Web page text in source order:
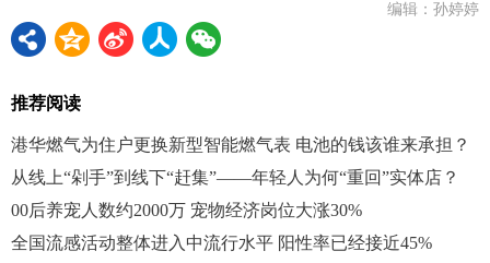
编辑：孙婷婷
推荐阅读
港华燃气为住户更换新型智能燃气表 电池的钱该谁来承担？
从线上“剁手”到线下“赶集”——年轻人为何“重回”实体店？
00后养宠人数约2000万 宠物经济岗位大涨30%
全国流感活动整体进入中流行水平 阳性率已经接近45%